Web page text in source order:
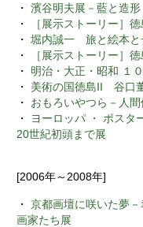
・濱谷明夫展－藍と造形
・
［展示ストーリー］
・堀内誠一 旅と絵本と
・
［展示ストーリー］
・ 明治・大正・昭和 １
・ 美術の国徳島II 谷口
・ おもろいやつら－人
・
ヨーロッパ ・ ポス
20世紀初頭まで展
[2006年～2008年]
・京都画壇に咲いた夢
画家たち展